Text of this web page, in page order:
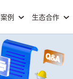
案例 生态合作